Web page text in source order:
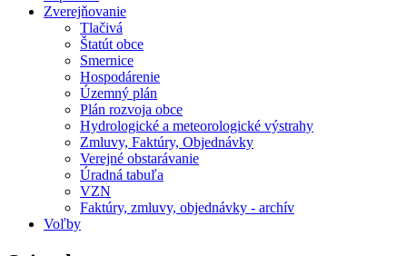
Zverejňovanie
Tlačivá
Štatút obce
Smernice
Hospodárenie
Územný plán
Plán rozvoja obce
Hydrologické a meteorologické výstrahy
Zmluvy, Faktúry, Objednávky
Verejné obstarávanie
Úradná tabuľa
VZN
Faktúry, zmluvy, objednávky - archív
Voľby